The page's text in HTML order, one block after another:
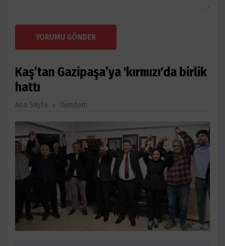
YORUMU GÖNDER
Kaş’tan Gazipaşa’ya 'kırmızı'da birlik
hattı
Ana Sayfa Gündem